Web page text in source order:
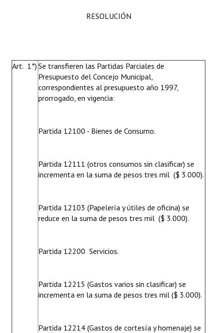
RESOLUCIÓN
Art. 1°) Se transfieren las Partidas Parciales de
Presupuesto del Concejo Municipal,
correspondientes al presupuesto año 1997,
prorrogado, en vigencia:
Partida 12100 - Bienes de Consumo.
Partida 12111 (otros consumos sin clasificar) se
incrementa en la suma de pesos tres mil ($ 3.000).
Partida 12103 (Papelería y útiles de oficina) se
reduce en la suma de pesos tres mil ($ 3.000).
Partida 12200  Servicios.
Partida 12215 (Gastos varios sin clasificar) se
incrementa en la suma de pesos tres mil ($ 3.000).
Partida 12214 (Gastos de cortesía y homenaje) se